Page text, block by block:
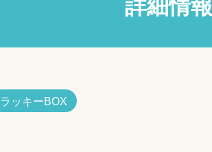
詳細情報
ラッキーBOX